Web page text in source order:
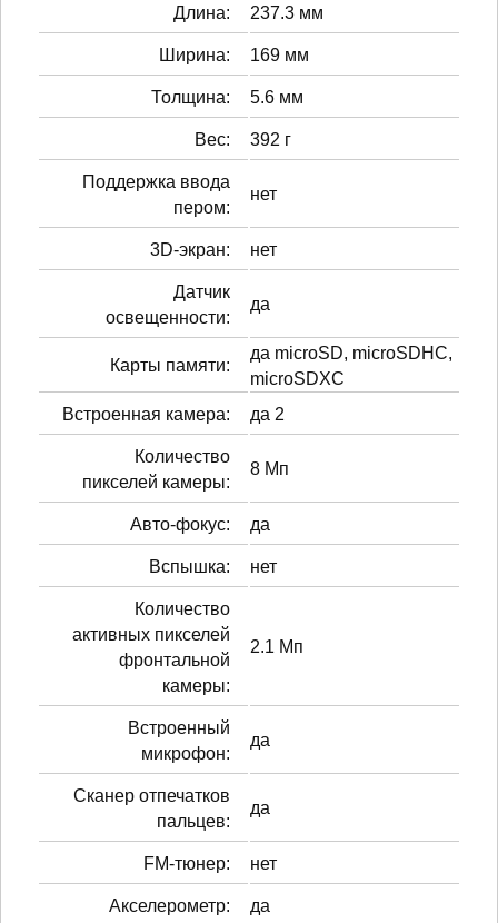
Длина: 237.3 мм
Ширина: 169 мм
Толщина: 5.6 мм
Вес: 392 г
Поддержка ввода
пером:
нет
3D-экран: нет
Датчик
освещенности:
да
Карты памяти:
да microSD, microSDHC,
microSDXC
Встроенная камера:
да 2
Количество
пикселей камеры:
8 Мп
Авто-фокус: да
Вспышка: нет
Количество
активных пикселей
фронтальной
камеры:
2.1 Мп
Встроенный
микрофон:
да
Сканер отпечатков
пальцев:
да
FM-тюнер: нет
Акселерометр: да